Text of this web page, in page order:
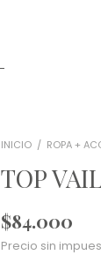
INICIO / ROPA +
TOP VAIL
$84.000
Precio sin